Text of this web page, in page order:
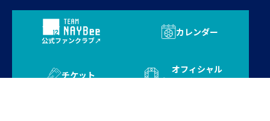
公式ファンクラブ
カレンダー
チケット
オフィシャル
オンラインストア